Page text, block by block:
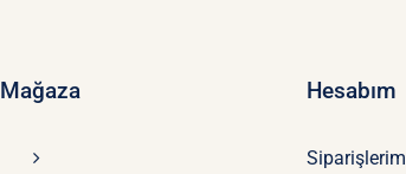
Mağaza Hesabım
Siparişlerim